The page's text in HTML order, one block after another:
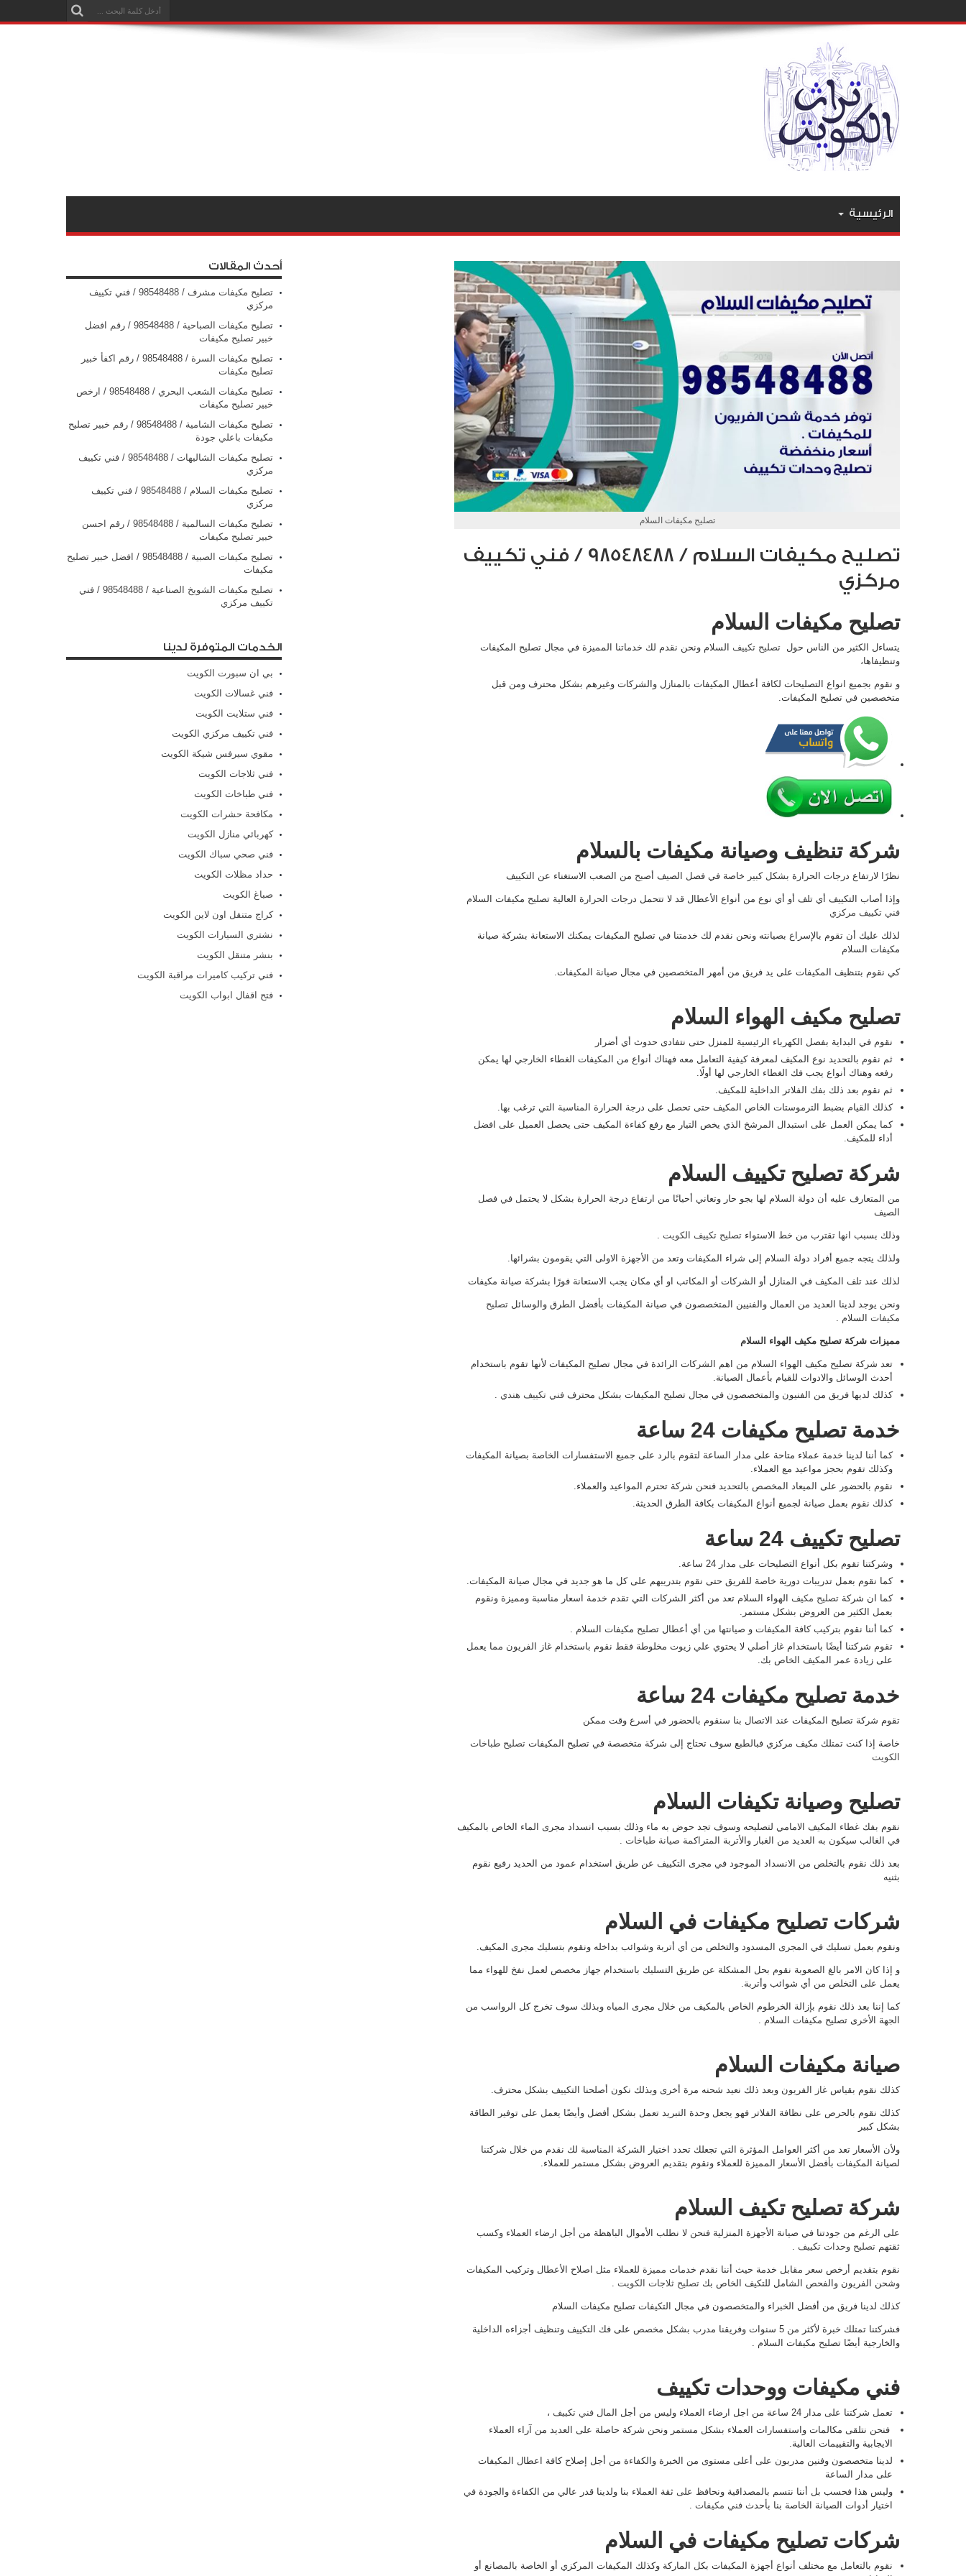
الرئيسية
تصليح مكيفات السلام
تصليح مكيفات السلام / 98548488 / فني تكييف
مركزي
تصليح مكيفات السلام
يتساءل الكثير من الناس حول تصليح تكييف السلام ونحن نقدم لك خدماتنا المميزة في مجال تصليح المكيفات
وتنظيفاها،
و نقوم بجميع انواع التصليحات لكافة أعطال المكيفات بالمنازل والشركات وغيرهم بشكل محترف ومن قبل
متخصصين في تصليح المكيفات.
شركة تنظيف وصيانة مكيفات بالسلام
نظرًا لارتفاع درجات الحرارة بشكل كبير خاصة في فصل الصيف أصبح من الصعب الاستغناء عن التكييف
وإذا أصاب التكييف أي تلف أو أي نوع من أنواع الأعطال قد لا تتحمل درجات الحرارة العالية تصليح مكيفات السلام
فني تكييف مركزي
لذلك عليك أن تقوم بالإسراع بصيانته ونحن نقدم لك خدمتنا في تصليح المكيفات يمكنك الاستعانة بشركة صيانة
مكيفات السلام
كي نقوم بتنظيف المكيفات على يد فريق من أمهر المتخصصين في مجال صيانة المكيفات.
تصليح مكيف الهواء السلام
نقوم في البداية بفصل الكهرباء الرئيسية للمنزل حتى نتفادى حدوث أي أضرار
ثم نقوم بالتحديد نوع المكيف لمعرفة كيفية التعامل معه فهناك أنواع من المكيفات الغطاء الخارجي لها يمكن
رفعه وهناك أنواع يجب فك الغطاء الخارجي لها أولًا.
ثم نقوم بعد ذلك بفك الفلاتر الداخلية للمكيف.
كذلك القيام بضبط الترموستات الخاص المكيف حتى تحصل على درجة الحرارة المناسبة التي ترغب بها.
كما يمكن العمل على استبدال المرشخ الذي يخص التيار مع رفع كفاءة المكيف حتى يحصل العميل على افضل
أداء للمكيف.
شركة تصليح تكييف السلام
من المتعارف عليه أن دولة السلام لها بجو حار وتعاني أحيانًا من ارتفاع درجة الحرارة بشكل لا يحتمل في فصل
الصيف
وذلك بسبب انها تقترب من خط الاستواء تصليح تكييف الكويت
ولذلك يتجه جميع أفراد دولة السلام إلى شراء المكيفات وتعد من الأجهزة الاولى التي يقومون بشرائها.
لذلك عند تلف المكيف في المنازل أو الشركات أو المكاتب او أي مكان يجب الاستعانة فورًا بشركة صيانة مكيفات
ونحن يوجد لدينا العديد من العمال والفنيين المتخصصون في صيانة المكيفات بأفضل الطرق والوسائل تصليح
مكيفات السلام .
مميزات شركة تصليح مكيف الهواء السلام
تعد شركة تصليح مكيف الهواء السلام من اهم الشركات الرائدة في مجال تصليح المكيفات لأنها تقوم باستخدام
أحدث الوسائل والادوات للقيام بأعمال الصيانة.
كذلك لديها فريق من الفنيون والمتخصصون في مجال تصليح المكيفات بشكل محترف فني تكييف هندي
خدمة تصليح مكيفات 24 ساعة
كما أننا لدينا خدمة عملاء متاحة على مدار الساعة لتقوم بالرد على جميع الاستفسارات الخاصة بصيانة المكيفات
وكذلك تقوم بحجز مواعيد مع العملاء.
نقوم بالحضور على الميعاد المخصص بالتحديد فنحن شركة تحترم المواعيد والعملاء.
كذلك نقوم بعمل صيانة لجميع أنواع المكيفات بكافة الطرق الحديثة.
تصليح تكييف 24 ساعة
وشركتنا تقوم بكل أنواع التصليحات على مدار 24 ساعة.
كما نقوم بعمل تدريبات دورية خاصة للفريق حتى نقوم بتدريبهم على كل ما هو جديد في مجال صيانة المكيفات.
كما ان شركة تصليح مكيف الهواء السلام تعد من أكثر الشركات التي تقدم خدمة اسعار مناسبة ومميزة ونقوم
بعمل الكثير من العروض بشكل مستمر.
كما أننا نقوم بتركيب كافة المكيفات و صيانتها من أي أعطال تصليح مكيفات السلام .
تقوم شركتنا أيضًا باستخدام غاز أصلي لا يحتوي علي زيوت مخلوطة فقط نقوم باستخدام غاز الفريون مما يعمل
على زيادة عمر المكيف الخاص بك.
خدمة تصليح مكيفات 24 ساعة
تقوم شركة تصليح المكيفات عند الاتصال بنا سنقوم بالحضور في أسرع وقت ممكن
خاصة إذا كنت تمتلك مكيف مركزي فبالطبع سوف تحتاج إلى شركة متخصصة في تصليح المكيفات تصليح طباخات
الكويت
تصليح وصيانة تكيفات السلام
نقوم بفك غطاء المكيف الامامي لتصليحه وسوف تجد حوض به ماء وذلك بسبب انسداد مجرى الماء الخاص بالمكيف
في الغالب سيكون به العديد من الغبار والأتربة المتراكمة صيانة طباخات
بعد ذلك نقوم بالتخلص من الانسداد الموجود في مجرى التكييف عن طريق استخدام عمود من الحديد رفيع نقوم
بثنيه
شركات تصليح مكيفات في السلام
ونقوم بعمل تسليك في المجرى المسدود والتخلص من أي أتربة وشوائب بداخله ونقوم بتسليك مجرى المكيف.
و إذا كان الامر بالغ الصعوبة نقوم بحل المشكلة عن طريق التسليك باستخدام جهاز مخصص لعمل نفخ للهواء مما
يعمل على التخلص من أي شوائب وأتربة.
كما إننا بعد ذلك نقوم بإزالة الخرطوم الخاص بالمكيف من خلال مجرى المياه وبذلك سوف تخرج كل الرواسب من
الجهة الأخرى تصليح مكيفات السلام .
صيانة مكيفات السلام
كذلك نقوم بقياس غاز الفريون وبعد ذلك نعيد شحنه مرة أخرى وبذلك نكون أصلحنا التكييف بشكل محترف.
كذلك نقوم بالحرص على نظافة الفلاتر فهو يجعل وحدة التبريد تعمل بشكل أفضل وأيضًا يعمل على توفير الطاقة
بشكل كبير
ولأن الأسعار تعد من أكثر العوامل المؤثرة التي تجعلك تحدد اختيار الشركة المناسبة لك نقدم من خلال شركتنا
لصيانة المكيفات بأفضل الأسعار المميزة للعملاء ونقوم بتقديم العروض بشكل مستمر للعملاء.
شركة تصليح تكيف السلام
على الرغم من جودتنا في صيانة الأجهزة المنزلية فنحن لا نطلب الأموال الباهظة من أجل ارضاء العملاء وكسب
ثقتهم تصليح وحدات تكييف
نقوم بتقديم أرخص سعر مقابل خدمة حيث أننا نقدم خدمات مميزة للعملاء مثل اصلاح الأعطال وتركيب المكيفات
وشحن الفريون والفحص الشامل للتكيف الخاص بك تصليح ثلاجات الكويت
كذلك لدينا فريق من أفضل الخبراء والمتخصصون في مجال التكيفات تصليح مكيفات السلام
فشركتنا تمتلك خبرة لأكثر من 5 سنوات وفريقنا مدرب بشكل مخصص على فك التكييف وتنظيف أجزاءه الداخلية
والخارجية أيضًا تصليح مكيفات السلام .
فني مكيفات ووحدات تكييف
تعمل شركتنا على مدار 24 ساعة من اجل ارضاء العملاء وليس من أجل المال فني تكييف ،
فنحن نتلقى مكالمات واستفسارات العملاء بشكل مستمر ونحن شركة حاصلة على العديد من آراء العملاء
الايجابية والتقييمات العالية.
لدينا متخصصون وفنين مدربون على أعلى مستوى من الخبرة والكفاءة من أجل إصلاح كافة اعطال المكيفات
على مدار الساعة
وليس هذا فحسب بل أننا نتسم بالمصداقية ونحافظ على ثقة العملاء بنا ولدينا قدر عالي من الكفاءة والجودة في
اختيار أدوات الصيانة الخاصة بنا بأحدث فني مكيفات
شركات تصليح مكيفات في السلام
نقوم بالتعامل مع مختلف أنواع أجهزة المكيفات بكل الماركة وكذلك المكيفات المركزي أو الخاصة بالمصانع أو
أحدث المقالات
تصليح مكيفات مشرف / 98548488 / فني تكييف
مركزي
تصليح مكيفات الصباحية / 98548488 / رقم افضل
خبير تصليح مكيفات
تصليح مكيفات السرة / 98548488 / رقم اكفأ خبير
تصليح مكيفات
تصليح مكيفات الشعب البحري / 98548488 / ارخص
خبير تصليح مكيفات
تصليح مكيفات الشامية / 98548488 / رقم خبير تصليح
مكيفات باعلي جودة
تصليح مكيفات الشاليهات / 98548488 / فني تكييف
مركزي
تصليح مكيفات السلام / 98548488 / فني تكييف
مركزي
تصليح مكيفات السالمية / 98548488 / رقم احسن
خبير تصليح مكيفات
تصليح مكيفات الصبية / 98548488 / افضل خبير تصليح
مكيفات
تصليح مكيفات الشويخ الصناعية / 98548488 / فني
تكييف مركزي
الخدمات المتوفرة لدينا
بي ان سبورت الكويت
فني غسالات الكويت
فني ستلايت الكويت
فني تكييف مركزي الكويت
مقوي سيرفس شيكة الكويت
فني ثلاجات الكويت
فني طباخات الكويت
مكافحة حشرات الكويت
كهربائي منازل الكويت
فني صحي سباك الكويت
حداد مظلات الكويت
صباغ الكويت
كراج متنقل اون لاين الكويت
نشتري السيارات الكويت
بنشر متنقل الكويت
فني تركيب كاميرات مراقبة الكويت
فتح اقفال ابواب الكويت